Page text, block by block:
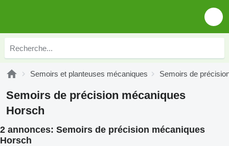
Semoirs et planteuses mécaniques Semoirs de
Semoirs de précision mécaniques
Horsch
2 annonces: Semoirs de précision mécaniques
Horsch